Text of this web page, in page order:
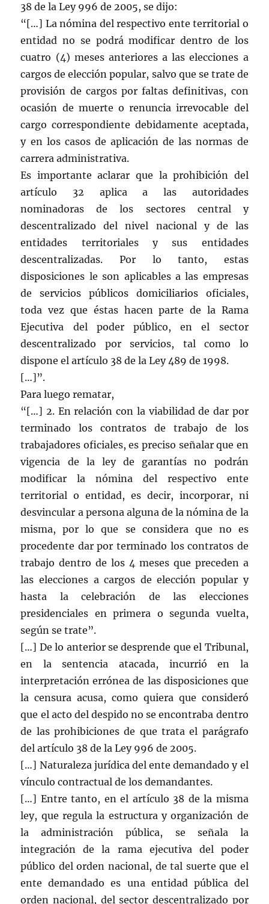
38 de la Ley 996 de 2005, se dijo:
“[…] La nómina del respectivo ente territorial o
entidad no se podrá modificar dentro de los
cuatro (4) meses anteriores a las elecciones a
cargos de elección popular, salvo que se trate de
provisión de cargos por faltas definitivas, con
ocasión de muerte o renuncia irrevocable del
cargo correspondiente debidamente aceptada,
y en los casos de aplicación de las normas de
carrera administrativa.
Es importante aclarar que la prohibición del
artículo 32 aplica a las autoridades
nominadoras de los sectores central y
descentralizado del nivel nacional y de las
entidades territoriales y sus entidades
descentralizadas. Por lo tanto, estas
disposiciones le son aplicables a las empresas
de servicios públicos domiciliarios oficiales,
toda vez que éstas hacen parte de la Rama
Ejecutiva del poder público, en el sector
descentralizado por servicios, tal como lo
dispone el artículo 38 de la Ley 489 de 1998.
[…]”.
Para luego rematar,
“[…] 2. En relación con la viabilidad de dar por
terminado los contratos de trabajo de los
trabajadores oficiales, es preciso señalar que en
vigencia de la ley de garantías no podrán
modificar la nómina del respectivo ente
territorial o entidad, es decir, incorporar, ni
desvincular a persona alguna de la nómina de la
misma, por lo que se considera que no es
procedente dar por terminado los contratos de
trabajo dentro de los 4 meses que preceden a
las elecciones a cargos de elección popular y
hasta la celebración de las elecciones
presidenciales en primera o segunda vuelta,
según se trate”.
[…] De lo anterior se desprende que el Tribunal,
en la sentencia atacada, incurrió en la
interpretación errónea de las disposiciones que
la censura acusa, como quiera que consideró
que el acto del despido no se encontraba dentro
de las prohibiciones de que trata el parágrafo
del artículo 38 de la Ley 996 de 2005.
[…] Naturaleza jurídica del ente demandado y el
vínculo contractual de los demandantes.
[…] Entre tanto, en el artículo 38 de la misma
ley, que regula la estructura y organización de
la administración pública, se señala la
integración de la rama ejecutiva del poder
público del orden nacional, de tal suerte que el
ente demandado es una entidad pública del
orden nacional, del sector descentralizado por